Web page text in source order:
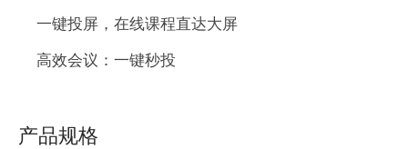
一键投屏，在线课程直达大屏
高效会议：一键秒投
产品规格